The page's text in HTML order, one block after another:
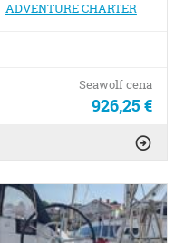
ADVENTURE CHARTER
Seawolf cena
926,25 €